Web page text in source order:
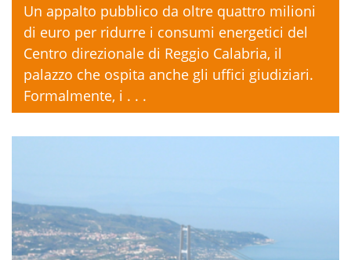
Un appalto pubblico da oltre quattro milioni
di euro per ridurre i consumi energetici del
Centro direzionale di Reggio Calabria, il
palazzo che ospita anche gli uffici giudiziari.
Formalmente, i . . .